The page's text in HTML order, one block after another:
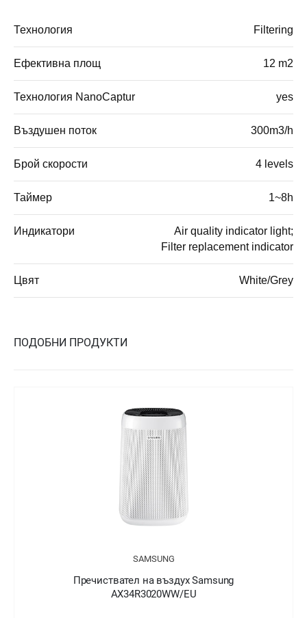
Технология Filtering
Ефективна площ 12 m2
Технология NanoCaptur yes
Въздушен поток 300m3/h
Брой скорости 4 levels
Таймер 1~8h
Индикатори
Air quality indicator light;
Filter replacement indicator
Цвят White/Grey
ПОДОБНИ ПРОДУКТИ
SAMSUNG
Пречиствател на въздух Samsung
AX34R3020WW/EU